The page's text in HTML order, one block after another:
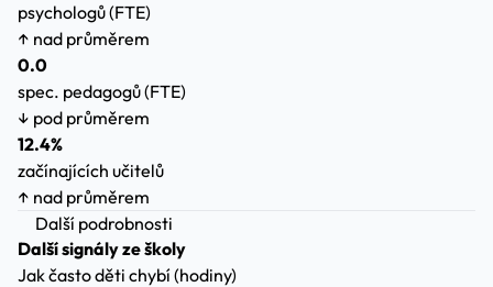
psychologů (FTE)
↑ nad průměrem
0.0
spec. pedagogů (FTE)
↓ pod průměrem
12.4%
začínajících učitelů
↑ nad průměrem
Další podrobnosti
Další signály ze školy
Jak často děti chybí (hodiny)